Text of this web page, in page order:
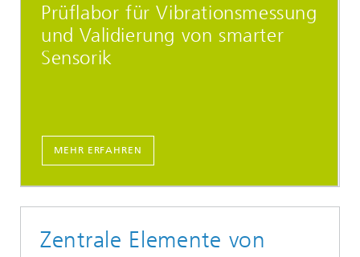
Prüflabor für Vibrationsmessung
und Validierung von smarter
Sensorik
MEHR ERFAHREN
Zentrale Elemente von